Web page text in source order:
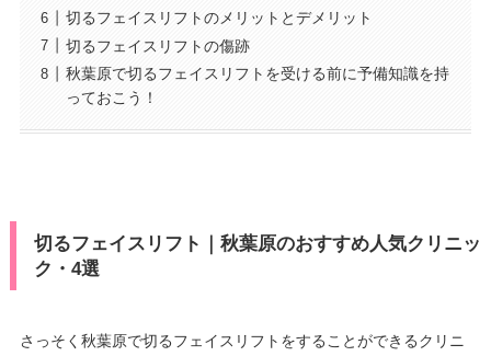
切るフェイスリフトのメリットとデメリット
切るフェイスリフトの傷跡
秋葉原で切るフェイスリフトを受ける前に予備知識を持
っておこう！
切るフェイスリフト｜秋葉原のおすすめ人気クリニッ
ク・4選
さっそく秋葉原で切るフェイスリフトをすることができるクリニ